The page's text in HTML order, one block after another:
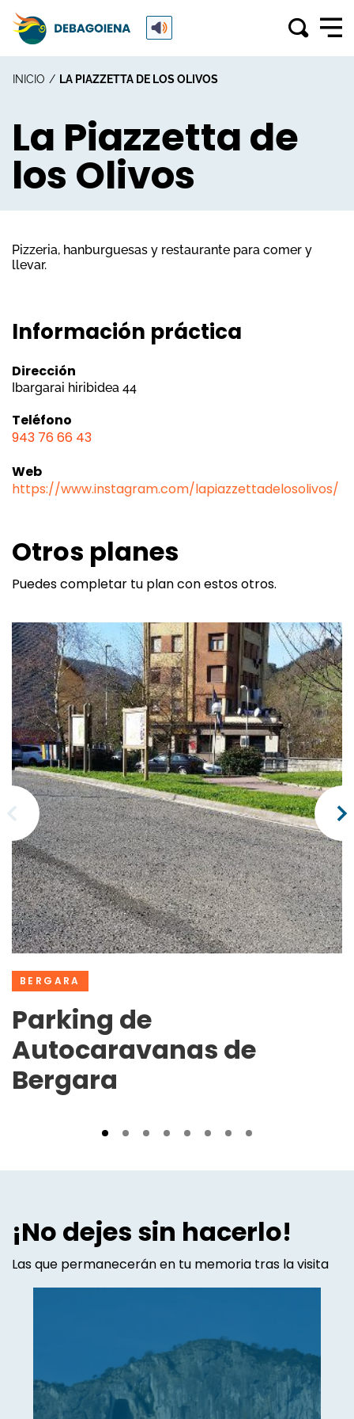
INICIO LA PIAZZETTA DE LOS OLIVOS
La Piazzetta de
los Olivos
Pizzeria, hanburguesas y restaurante para comer y
llevar.
Información práctica
Dirección
Ibargarai hiribidea 44
Teléfono
943 76 66 43
Web
https://www.instagram.com/lapiazzettadelosolivos/
Otros planes
Puedes completar tu plan con estos otros.
BERGARA
Parking de
Autocaravanas de
Bergara
¡No dejes sin hacerlo!
Las que permanecerán en tu memoria tras la visita